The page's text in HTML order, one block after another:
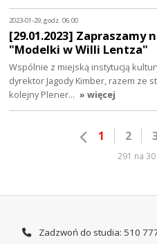
2023-01-29, godz. 06:00
[29.01.2023] Zapraszamy
"Modelki w Willi Lentza"
Wspólnie z miejską instytucją
dyrektor Jagody Kimber, razem ze
kolejny Plener… » więcej
1 2
291 na
Zadzwoń do studia: 510